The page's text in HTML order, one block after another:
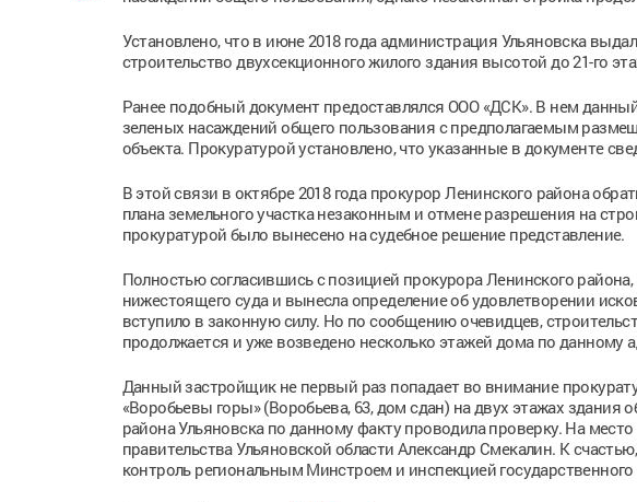
Установлено, что в июне 2018 года администрация Ульяновска
строительство двухсекционного жилого здания высотой до 21-го
Ранее подобный документ предоставлялся ООО «ДСК». В нем
зеленых насаждений общего пользования с предполагаемым
объекта. Прокуратурой установлено, что указанные в документе
В этой связи в октябре 2018 года прокурор Ленинского района
плана земельного участка незаконным и отмене разрешения на
прокуратурой было вынесено на судебное решение представление.
Полностью согласившись с позицией прокурора Ленинского
нижестоящего суда и вынесла определение об удовлетворении
вступило в законную силу. Но по сообщению очевидцев,
продолжается и уже возведено несколько этажей дома по данному
Данный застройщик не первый раз попадает во внимание
«Воробьевы горы» (Воробьева, 63, дом сдан) на двух этажах здания
района Ульяновска по данному факту проводила проверку. На
правительства Ульяновской области Александр Смекалин. К
контроль региональным Минстроем и инспекцией